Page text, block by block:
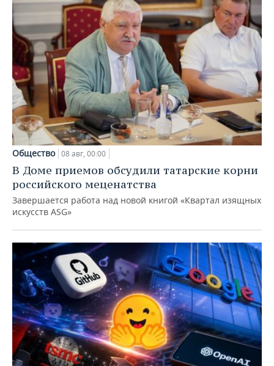
Общество 08 авг, 00:00
В Доме приемов обсудили татарские корни
российского меценатства
Завершается работа над новой книгой «Квартал изящных
искусств ASG»